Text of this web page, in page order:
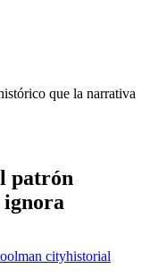
que la narrativa
patrón
man cityhistorial